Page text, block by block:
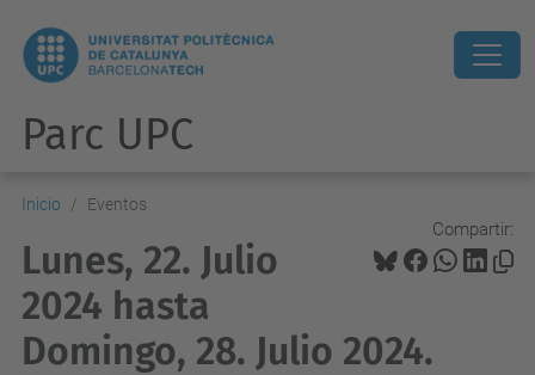
Parc UPC
Inicio Eventos
Compartir:
Lunes, 22. Julio
2024 hasta
Domingo, 28. Julio 2024.